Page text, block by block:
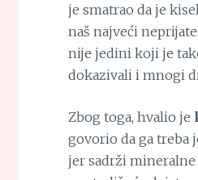
je smatrao da je
naš najveći
nije jedini koji je
dokazivali i mnogi
Zbog toga, hvalio je
govorio da ga treba
jer sadrži